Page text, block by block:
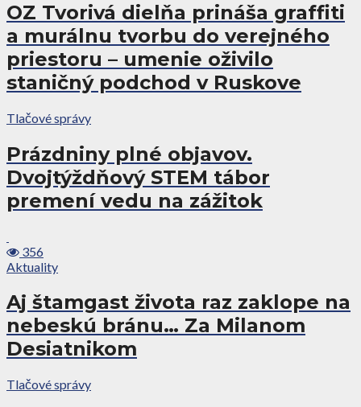
OZ Tvorivá dielňa prináša graffiti
a murálnu tvorbu do verejného
priestoru – umenie oživilo
staničný podchod v Ruskove
Tlačové správy
Prázdniny plné objavov.
Dvojtýždňový STEM tábor
premení vedu na zážitok
356
Aktuality
Aj štamgast života raz zaklope na
nebeskú bránu… Za Milanom
Desiatnikom
Tlačové správy